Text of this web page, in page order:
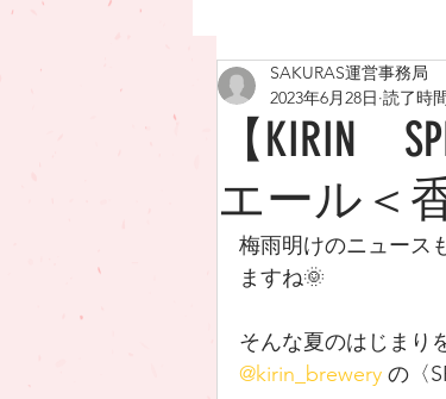
NEWS 製造元訪問
【KIRIN
エール＜
SAKURAS運営事務局
2023年6月28日 読了時
梅雨明けのニュース
ますね🌞
そんな夏のはじまり
@kirin_brewery の〈